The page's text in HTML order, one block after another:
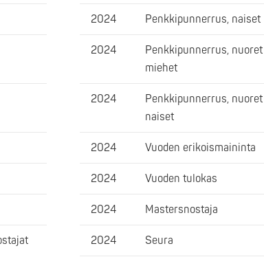
2024 Penkkipunnerrus, naiset
2024
Penkkipunnerrus, nuoret
miehet
2024
Penkkipunnerrus, nuoret
naiset
2024 Vuoden erikoismaininta
2024 Vuoden tulokas
2024 Mastersnostaja
2024 Seura